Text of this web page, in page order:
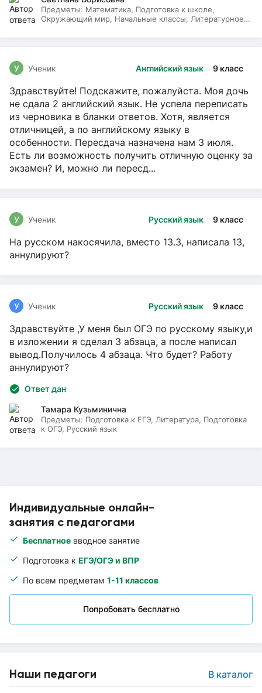
Индивидуальные онлайн-
занятия с педагогами
Бесплатное вводное занятие
Подготовка к ЕГЭ/ОГЭ и ВПР
По всем предметам 1-11 классов
Попробовать бесплатно
Наши педагоги В каталог
Предметы: Математика, Подготовка к школе,
Окружающий мир, Начальные классы, Литературное
Английский язык 9 класс
У Ученик
Здравствуйте! Подскажите, пожалуйста. Моя дочь
не сдала 2 английский язык. Не успела переписать
из черновика в бланки ответов. Хотя, является
отличницей, а по английскому языку в
особенности. Пересдача назначена нам 3 июля.
Есть ли возможность получить отличную оценку за
экзамен? И, можно ли пересд...
Русский язык 9 класс
У Ученик
На русском накосячила, вместо 13.3, написала 13,
аннулируют?
Русский язык 9 класс
У Ученик
Здравствуйте ,У меня был ОГЭ по русскому языку,и
в изложении я сделал 3 абзаца, а после написал
вывод.Получилось 4 абзаца. Что будет? Работу
аннулируют?
Ответ дан
Тамара Кузьминична
Предметы: Подготовка к ЕГЭ, Литература, Подготовка
к ОГЭ, Русский язык